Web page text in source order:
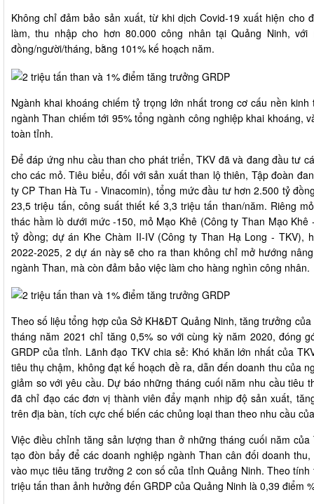
Không chỉ đảm bảo sản xuất, từ khi dịch Covid-19 xuất hiện cho
làm, thu nhập cho hơn 80.000 công nhân tại Quảng Ninh,
đồng/người/tháng, bằng 101% kế hoạch năm.
Ngành khai khoáng chiếm tỷ trọng lớn nhất trong cơ cấu nền
ngành Than chiếm tới 95% tổng ngành công nghiệp khai khoáng,
toàn tỉnh.
Để đáp ứng nhu cầu than cho phát triển, TKV đã và đang đầu tư
cho các mỏ. Tiêu biểu, đối với sản xuất than lộ thiên, Tập đoàn
ty CP Than Hà Tu - Vinacomin), tổng mức đầu tư hơn 2.500 tỷ
23,5 triệu tấn, công suất thiết kế 3,3 triệu tấn than/năm. Riêng
thác hầm lò dưới mức -150, mỏ Mạo Khê (Công ty Than Mạo
tỷ đồng; dự án Khe Chàm II-IV (Công ty Than Hạ Long - TKV),
2022-2025, 2 dự án này sẽ cho ra than không chỉ mở hướng
ngành Than, mà còn đảm bảo việc làm cho hàng nghìn công nhân.
Theo số liệu tổng hợp của Sở KH&ĐT Quảng Ninh, tăng trưởng
tháng năm 2021 chỉ tăng 0,5% so với cùng kỳ năm 2020, đóng
GRDP của tỉnh. Lãnh đạo TKV chia sẻ: Khó khăn lớn nhất của
tiêu thụ chậm, không đạt kế hoạch đề ra, dẫn đến doanh thu của
giảm so với yêu cầu. Dự báo những tháng cuối năm nhu cầu tiêu
đã chỉ đạo các đơn vị thành viên đẩy mạnh nhịp độ sản xuất,
trên địa bàn, tích cực chế biến các chủng loại than theo nhu cầu
Việc điều chỉnh tăng sản lượng than ở những tháng cuối năm
tạo đòn bẩy để các doanh nghiệp ngành Than cân đối doanh
vào mục tiêu tăng trưởng 2 con số của tỉnh Quảng Ninh. Theo
triệu tấn than ảnh hưởng đến GRDP của Quảng Ninh là 0,39 điểm